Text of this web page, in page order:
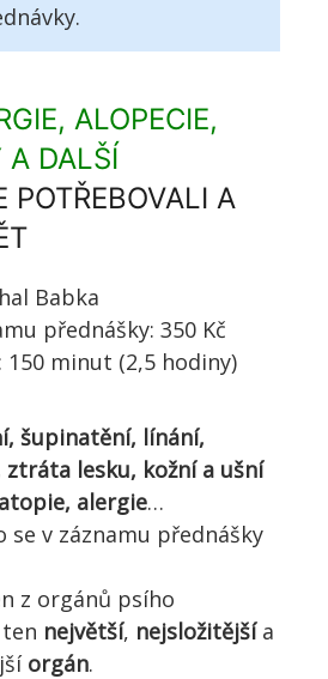
ALOPECIE,
A DALŠÍ
POTŘEBOVALI A
Babka
přednášky: 350 Kč
150 minut (2,5 hodiny)
šupinatění, línání,
lesku, kožní a ušní
alergie…
se v záznamu přednášky
z orgánů psího
největší, nejsložitějšía
orgán.